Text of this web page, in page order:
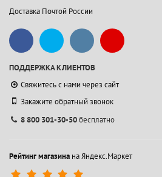
Доставка Почтой России
ПОДДЕРЖКА КЛИЕНТОВ
Свяжитесь с нами через сайт
Закажите обратный звонок
8 800 301-30-50бесплатно
Рейтинг магазина на Яндекс.Маркет